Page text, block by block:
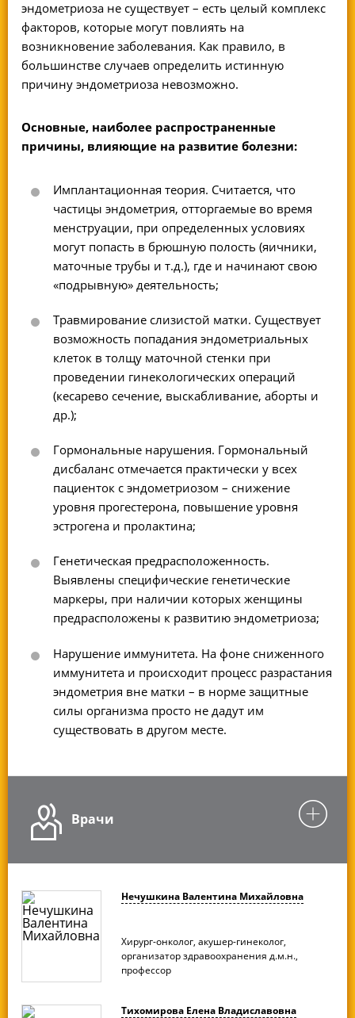
эндометриоза не существует – есть целый комплекс
факторов, которые могут повлиять на
возникновение заболевания. Как правило, в
большинстве случаев определить истинную
причину эндометриоза невозможно.
Основные, наиболее распространенные
причины, влияющие на развитие болезни:
Имплантационная теория. Считается, что
частицы эндометрия, отторгаемые во время
менструации, при определенных условиях
могут попасть в брюшную полость (яичники,
маточные трубы и т.д.), где и начинают свою
«подрывную» деятельность;
Травмирование слизистой матки. Существует
возможность попадания эндометриальных
клеток в толщу маточной стенки при
проведении гинекологических операций
(кесарево сечение, выскабливание, аборты и
др.);
Гормональные нарушения. Гормональный
дисбаланс отмечается практически у всех
пациенток с эндометриозом – снижение
уровня прогестерона, повышение уровня
эстрогена и пролактина;
Генетическая предрасположенность.
Выявлены специфические генетические
маркеры, при наличии которых женщины
предрасположены к развитию эндометриоза;
Нарушение иммунитета. На фоне сниженного
иммунитета и происходит процесс разрастания
эндометрия вне матки – в норме защитные
силы организма просто не дадут им
существовать в другом месте.
Врачи
Нечушкина Валентина Михайловна
Хирург-онколог, акушер-гинеколог,
организатор здравоохранения д.м.н.,
профессор
Тихомирова Елена Владиславовна